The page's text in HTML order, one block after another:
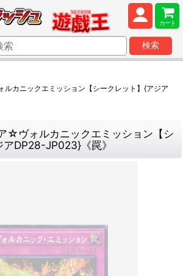
カート
検索
カニックエミッション【シークレット】{アジア
☆ヴォルカニックエミッション【シ
DP28-JP023}《罠》